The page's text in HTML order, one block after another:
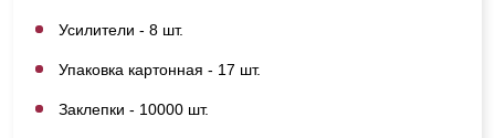
Усилители - 8 шт.
Упаковка картонная - 17 шт.
Заклепки - 10000 шт.